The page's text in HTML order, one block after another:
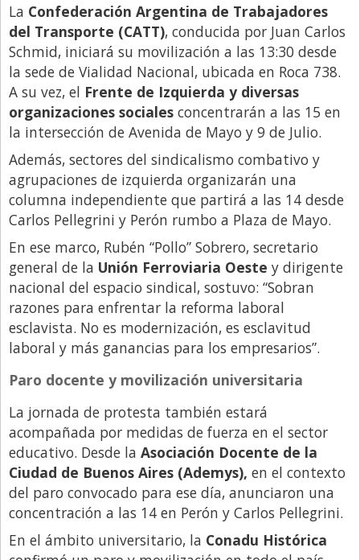
La Confederación Argentina de Trabajadores
del Transporte (CATT), conducida por Juan Carlos
Schmid, iniciará su movilización a las 13:30 desde
la sede de Vialidad Nacional, ubicada en Roca 738.
A su vez, el Frente de Izquierda y diversas
organizaciones sociales concentrarán a las 15 en
la intersección de Avenida de Mayo y 9 de Julio.
Además, sectores del sindicalismo combativo y
agrupaciones de izquierda organizarán una
columna independiente que partirá a las 14 desde
Carlos Pellegrini y Perón rumbo a Plaza de Mayo.
En ese marco, Rubén “Pollo” Sobrero, secretario
general de la Unión Ferroviaria Oeste y dirigente
nacional del espacio sindical, sostuvo: “Sobran
razones para enfrentar la reforma laboral
esclavista. No es modernización, es esclavitud
laboral y más ganancias para los empresarios”.
Paro docente y movilización universitaria
La jornada de protesta también estará
acompañada por medidas de fuerza en el sector
educativo. Desde la Asociación Docente de la
Ciudad de Buenos Aires (Ademys), en el contexto
del paro convocado para ese día, anunciaron una
concentración a las 14 en Perón y Carlos Pellegrini.
En el ámbito universitario, la Conadu Histórica